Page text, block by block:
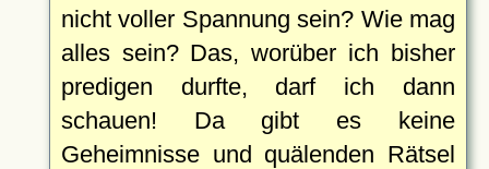
nicht voller Spannung sein? Wie mag
alles sein? Das, worüber ich bisher
predigen durfte, darf ich dann
schauen! Da gibt es keine
Geheimnisse und quälenden Rätsel